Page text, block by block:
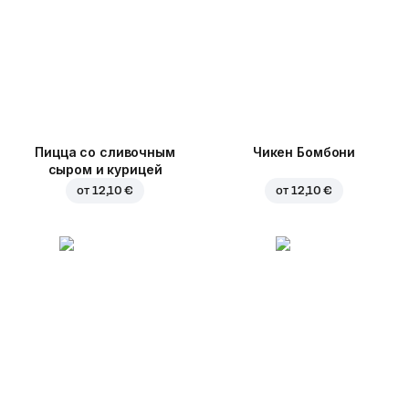
Пицца со сливочным
сыром и курицей
от 12,10 €
Чикен Бомбони
от 12,10 €